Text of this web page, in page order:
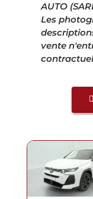
AUTO
Les
vente